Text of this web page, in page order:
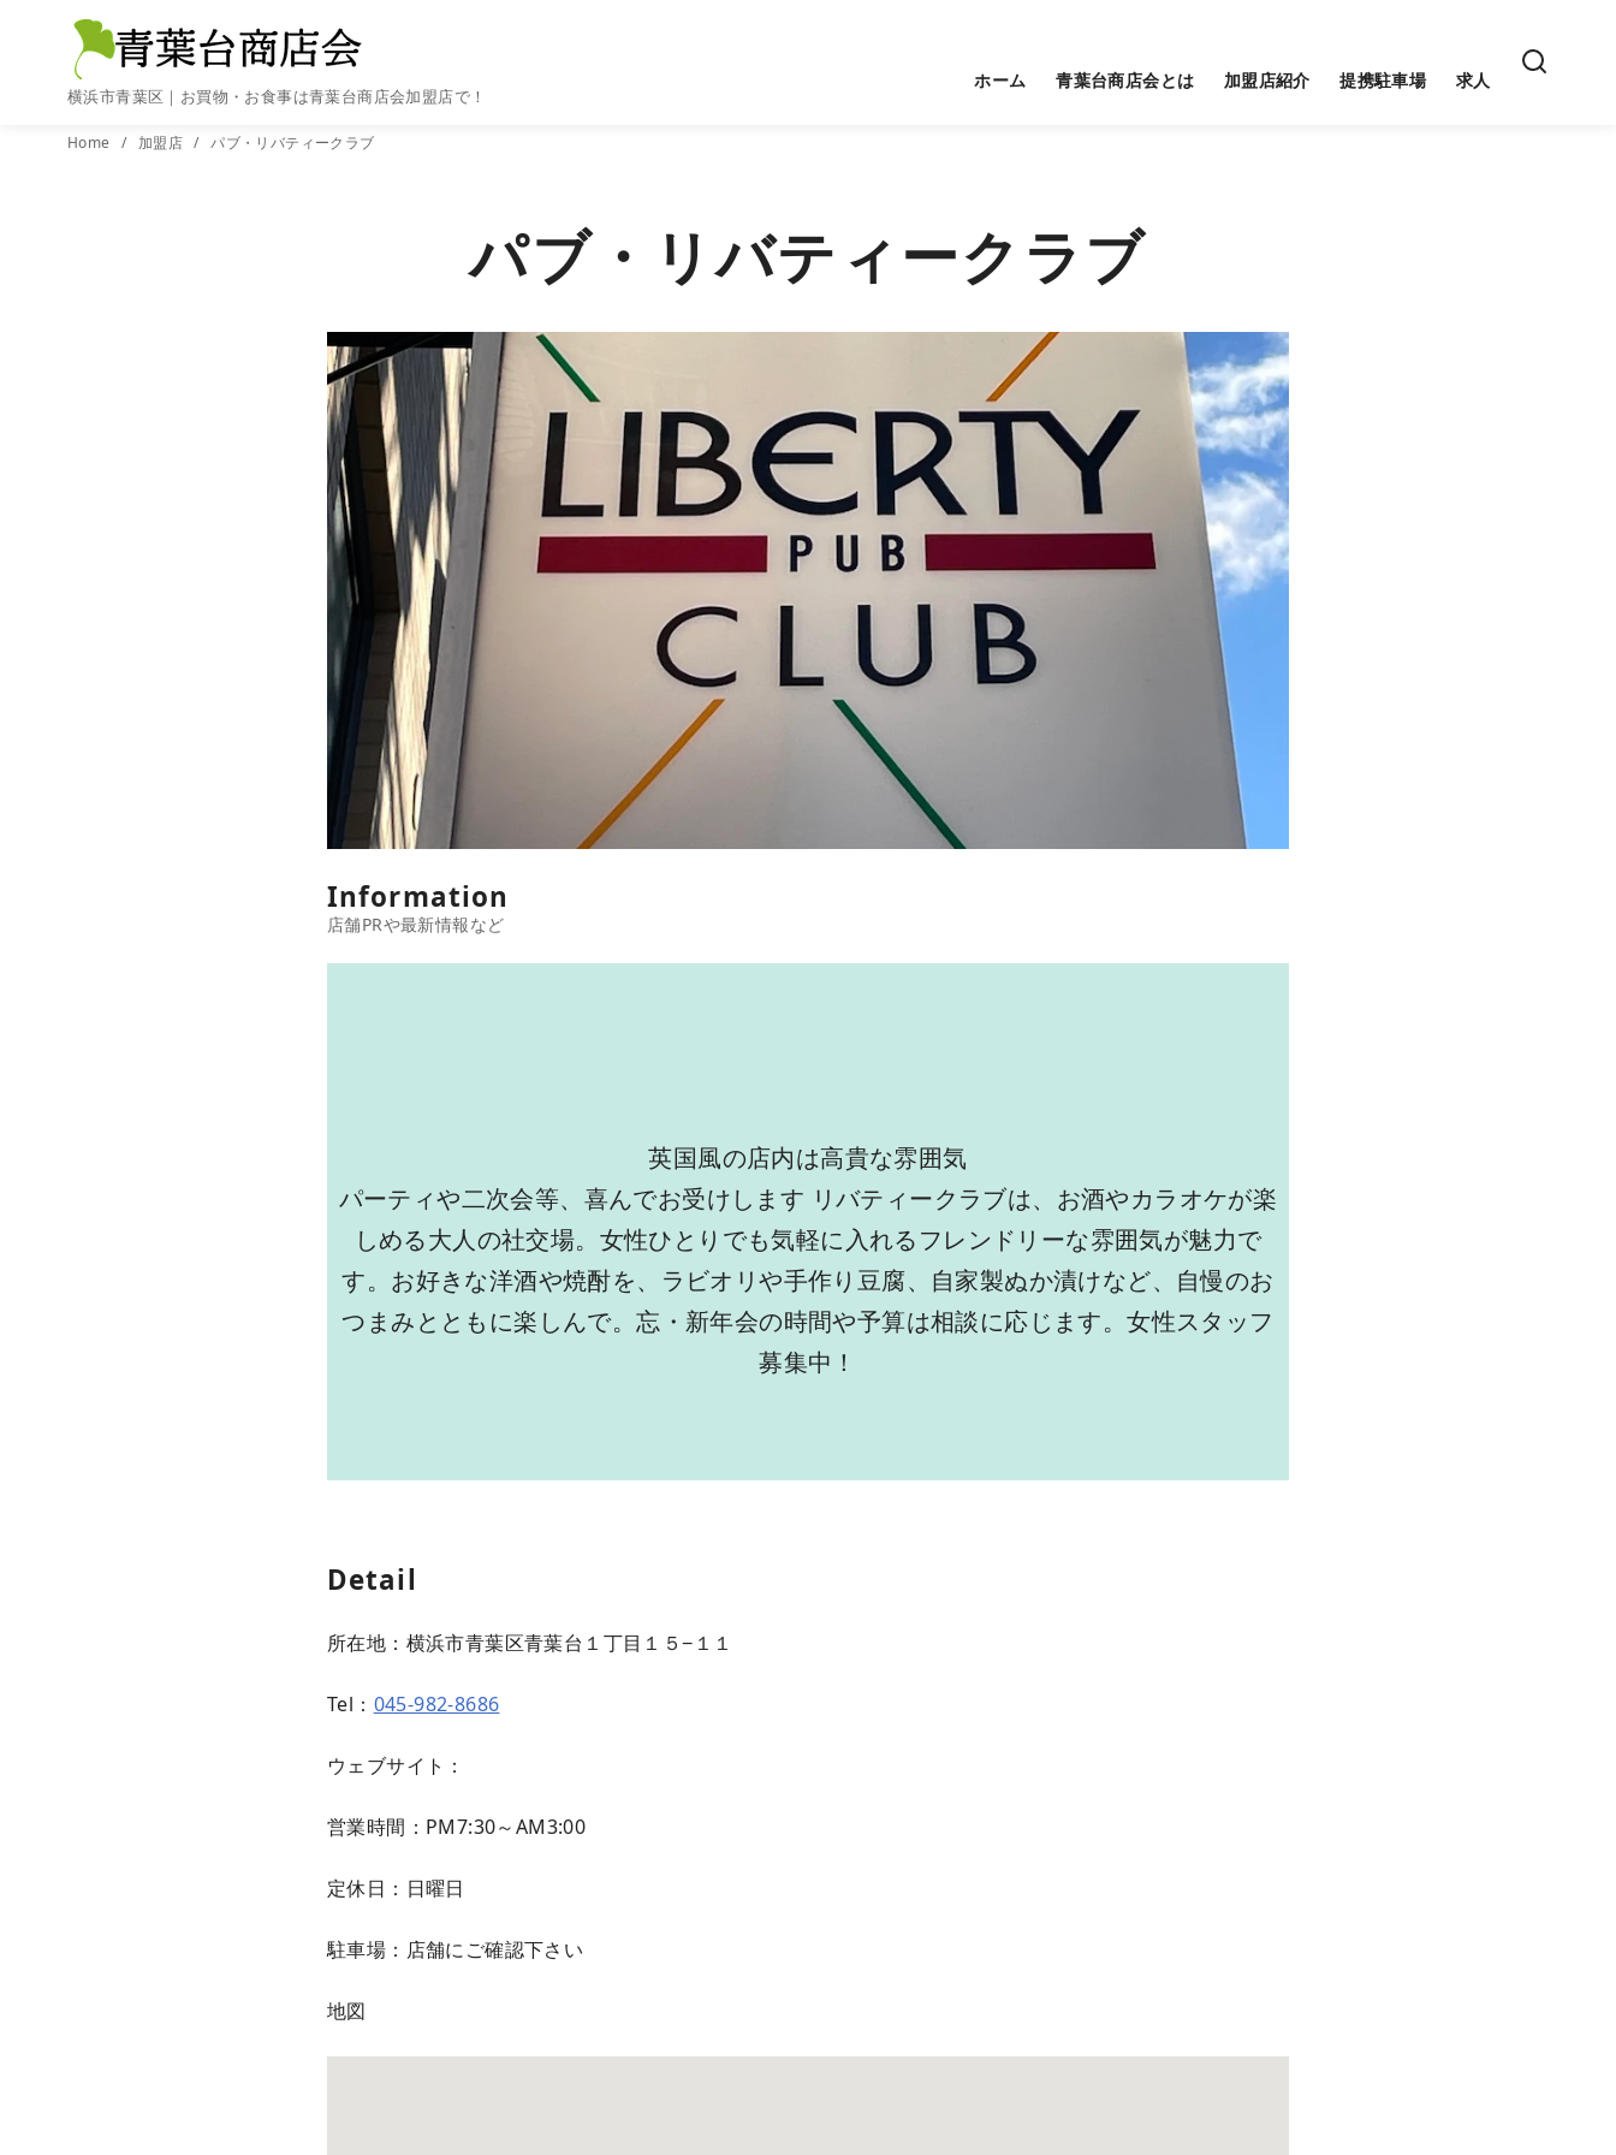
横浜市青葉区｜お買物・お食事は青葉台商店会加盟店で！
ホーム 青葉台商店会とは 加盟店紹介 提携駐車場 求人
Home 加盟店 パブ・リバティークラブ
パブ・リバティークラブ
Information
英国風の店内は高貴な雰囲気
パーティや二次会等、喜んでお受けします リバティークラブは、お酒やカラオケが楽
しめる大人の社交場。女性ひとりでも気軽に入れるフレンドリーな雰囲気が魅力で
す。お好きな洋酒や焼酎を、ラビオリや手作り豆腐、自家製ぬか漬けなど、自慢のお
つまみとともに楽しんで。忘・新年会の時間や予算は相談に応じます。女性スタッフ
募集中！
Detail
所在地：横浜市青葉区青葉台１丁目１５−１１
Tel： 045-982-8686
ウェブサイト：
営業時間：PM7:30～AM3:00
定休日：日曜日
駐車場：店舗にご確認下さい
地図